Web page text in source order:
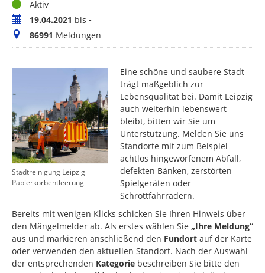
StatusAktiv
Zeitraum19.04.2021 bis -
Meldungen
86991 Meldungen
Stadtreinigung Leipzig
Papierkorbentleerung
Eine schöne und saubere Stadt
trägt maßgeblich zur
Lebensqualität bei. Damit Leipzig
auch weiterhin lebenswert
bleibt, bitten wir Sie um
Unterstützung. Melden Sie uns
Standorte mit zum Beispiel
achtlos hingeworfenem Abfall,
defekten Bänken, zerstörten
Spielgeräten oder
Schrottfahrrädern.
Bereits mit wenigen Klicks schicken Sie Ihren Hinweis über
den Mängelmelder ab. Als erstes wählen Sie „Ihre Meldung“
aus und markieren anschließend den Fundort auf der Karte
oder verwenden den aktuellen Standort. Nach der Auswahl
der entsprechenden Kategorie beschreiben Sie bitte den